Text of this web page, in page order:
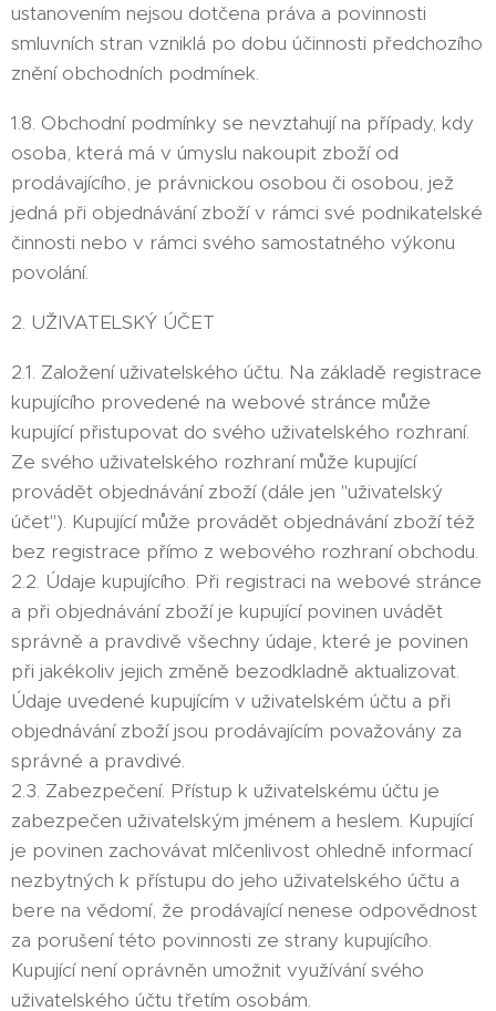
ustanovením nejsou dotčena práva a povinnosti
smluvních stran vzniklá po dobu účinnosti předchozího
znění obchodních podmínek.
1.8. Obchodní podmínky se nevztahují na případy, kdy
osoba, která má v úmyslu nakoupit zboží od
prodávajícího, je právnickou osobou či osobou, jež
jedná při objednávání zboží v rámci své podnikatelské
činnosti nebo v rámci svého samostatného výkonu
povolání.
2. UŽIVATELSKÝ ÚČET
2.1. Založení uživatelského účtu. Na základě registrace
kupujícího provedené na webové stránce může
kupující přistupovat do svého uživatelského rozhraní.
Ze svého uživatelského rozhraní může kupující
provádět objednávání zboží (dále jen "uživatelský
účet"). Kupující může provádět objednávání zboží též
bez registrace přímo z webového rozhraní obchodu.
2.2. Údaje kupujícího. Při registraci na webové stránce
a při objednávání zboží je kupující povinen uvádět
správně a pravdivě všechny údaje, které je povinen
při jakékoliv jejich změně bezodkladně aktualizovat.
Údaje uvedené kupujícím v uživatelském účtu a při
objednávání zboží jsou prodávajícím považovány za
správné a pravdivé.
2.3. Zabezpečení. Přístup k uživatelskému účtu je
zabezpečen uživatelským jménem a heslem. Kupující
je povinen zachovávat mlčenlivost ohledně informací
nezbytných k přístupu do jeho uživatelského účtu a
bere na vědomí, že prodávající nenese odpovědnost
za porušení této povinnosti ze strany kupujícího.
Kupující není oprávněn umožnit využívání svého
uživatelského účtu třetím osobám.